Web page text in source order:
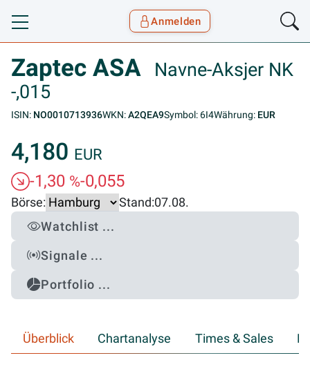
Toggle navigation
Anmelden
Zaptec ASA
Navne-Aksjer NK
-,015
ISIN: NO0010713936WKN:A2QEA9Symbol: 6I4Währung: EUR
4,180 EUR
-1,30 %-0,055
Börse: Stand:07.08.
Watchlist ...
Signale ...
Portfolio ...
Überblick Chartanalyse Times & Sales